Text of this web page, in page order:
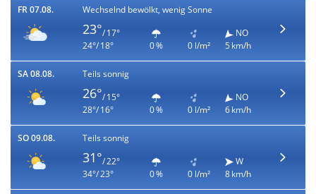
FR 07.08. Wechselnd bewölkt, wenig Sonne
23°/ 17°
24°/ 18°
0 % 0 l/m²
NO
5 km/h
SA 08.08. Teils sonnig
26°/ 15°
28°/ 16°
0 % 0 l/m²
NO
6 km/h
SO 09.08. Teils sonnig
31°/ 22°
34°/ 23°
0 % 0 l/m²
W
8 km/h